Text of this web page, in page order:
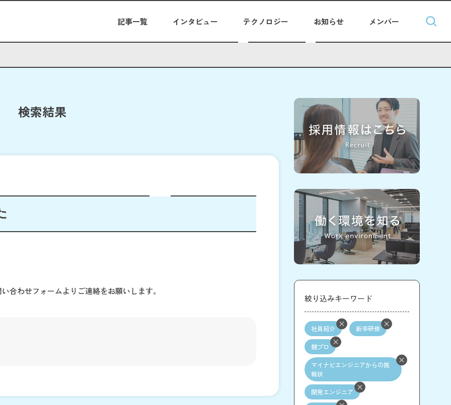
記事一覧 インタビュー テクノロジー お知らせ メンバー
検索結果
合わせフォームよりご連絡をお願いします。
絞り込みキーワード
社員紹介 新卒研修
競プロ
マイナビエンジニアからの挑
戦状
開発エンジニア